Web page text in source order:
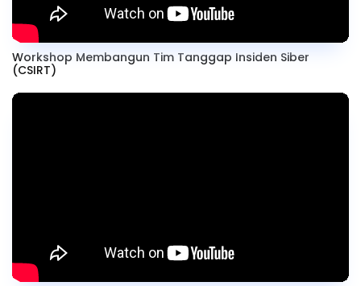
Workshop Membangun Tim Tanggap Insiden Siber
(CSIRT)